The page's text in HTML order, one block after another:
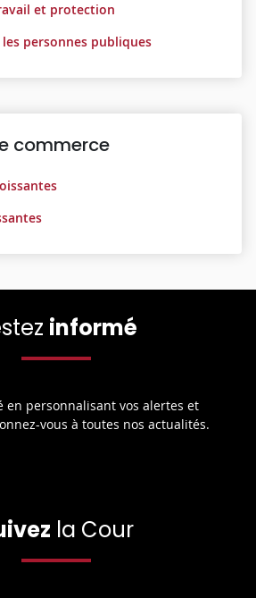
et protection
personnes publiques
commerce
informé
en personnalisant vos alertes et
vous à toutes nos actualités.
la Cour